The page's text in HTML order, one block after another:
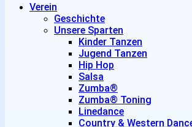
Verein
Geschichte
Unsere Sparten
Kinder Tanzen
Jugend Tanzen
Hip Hop
Salsa
Zumba®
Zumba® Toning
Linedance
Country & Western